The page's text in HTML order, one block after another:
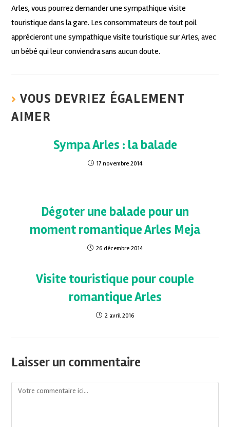
Arles, vous pourrez demander une sympathique visite
touristique dans la gare. Les consommateurs de tout poil
apprécieront une sympathique visite touristique sur Arles, avec
un bébé qui leur conviendra sans aucun doute.
VOUS DEVRIEZ ÉGALEMENT
AIMER
Sympa Arles : la balade
17 novembre 2014
Dégoter une balade pour un
moment romantique Arles Meja
26 décembre 2014
Visite touristique pour couple
romantique Arles
2 avril 2016
Laisser un commentaire